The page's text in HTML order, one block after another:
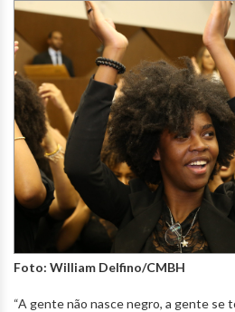
Foto: William Delfino/CMBH
“A gente não nasce negro, a gente se